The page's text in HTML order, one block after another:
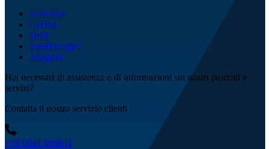
Valvoline
Cyclon
Shell
TotalEnergies
Allegrini
Hai necessità di assistenza o di informazioni sui nostri prodotti e
servizi?
Contatta il nostro servizio clienti
+39 0881 966611